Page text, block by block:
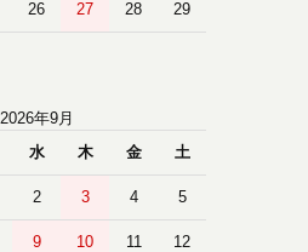
26 27 28 29
2026年9月
水 木 金 土
2 3 4 5
9 10 11 12